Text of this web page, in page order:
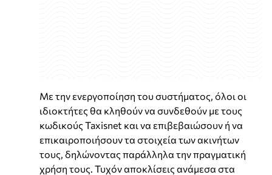
Με την ενεργοποίηση του συστήματος, όλοι οι
ιδιοκτήτες θα κληθούν να συνδεθούν με τους
κωδικούς Taxisnet και να επιβεβαιώσουν ή να
επικαιροποιήσουν τα στοιχεία των ακινήτων
τους, δηλώνοντας παράλληλα την πραγματική
χρήση τους. Τυχόν αποκλίσεις ανάμεσα στα